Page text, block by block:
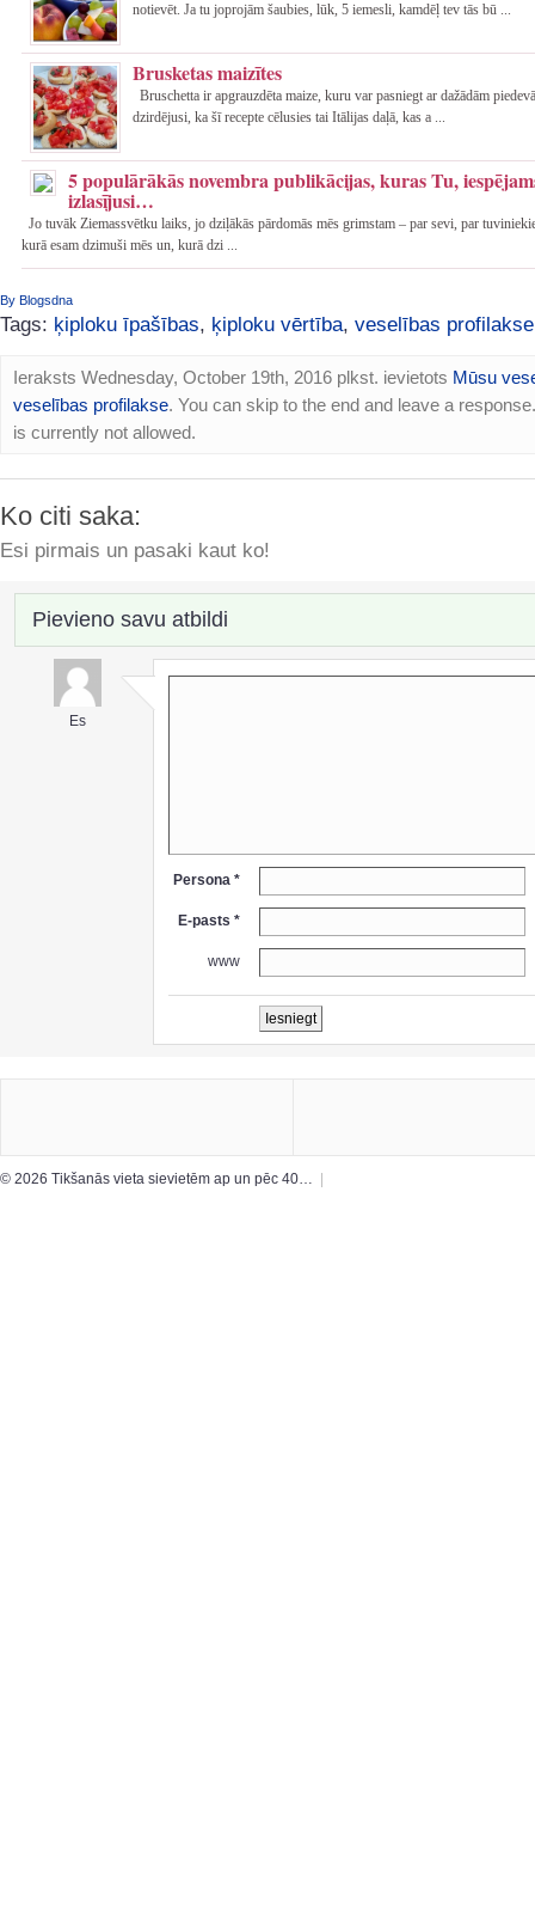
notievēt. Ja tu joprojām šaubies, lūk, 5 iemesli, kamdēļ tev tās bū ...
Brusketas maizītes
Bruschetta ir apgrauzdēta maize, kuru var pasniegt ar dažādām
dzirdējusi, ka šī recepte cēlusies tai Itālijas daļā, kas a ...
5 populārākās novembra publikācijas, kuras Tu,
izlasījusi…
Jo tuvāk Ziemassvētku laiks, jo dziļākās pārdomās mēs grimstam – par sevi, par
kurā esam dzimuši mēs un, kurā dzi ...
By Blogsdna
Tags: ķiploku īpašības, ķiploku vērtība, veselības profilakse
Ieraksts Wednesday, October 19th, 2016 plkst. ievietots Mūsu
veselības profilakse. You can skip to the end and leave a
is currently not allowed.
Ko citi saka:
Esi pirmais un pasaki kaut ko!
Pievieno savu atbildi
Es
Persona *
E-pasts *
www
© 2026 Tikšanās vieta sievietēm ap un pēc 40… |